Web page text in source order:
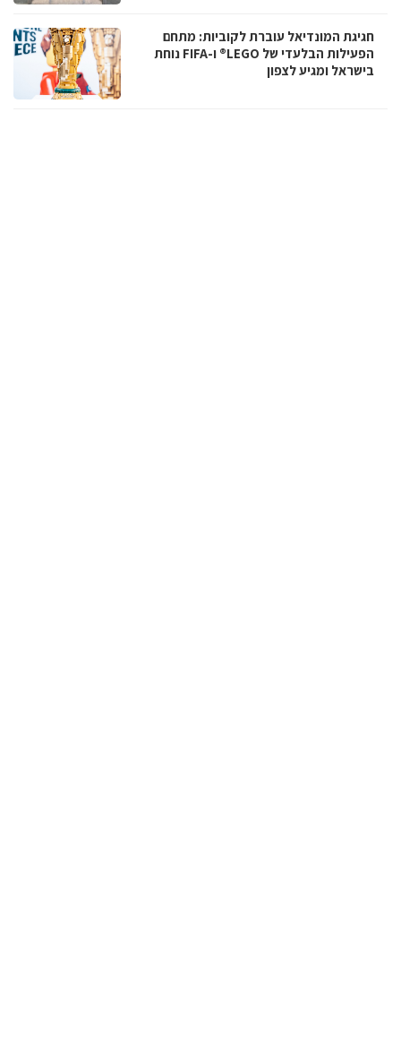
חגיגת המונדיאל עוברת לקוביות: מתחם
הפעילות הבלעדי של LEGO® ו-FIFA נוחת
בישראל ומגיע לצפון